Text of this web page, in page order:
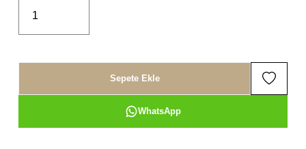
Sepete Ekle
WhatsApp